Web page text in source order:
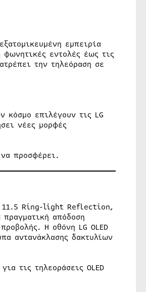
εμπειρία
εντολές έως τις
την τηλεόραση σε
κόσμο επιλέγουν τις LG
νέες μορφές
προσφέρει.
11.5 Ring-light Reflection,
απόδοση
Η οθόνη LG OLED
αντανάκλασης δακτυλίων
τις τηλεοράσεις OLED